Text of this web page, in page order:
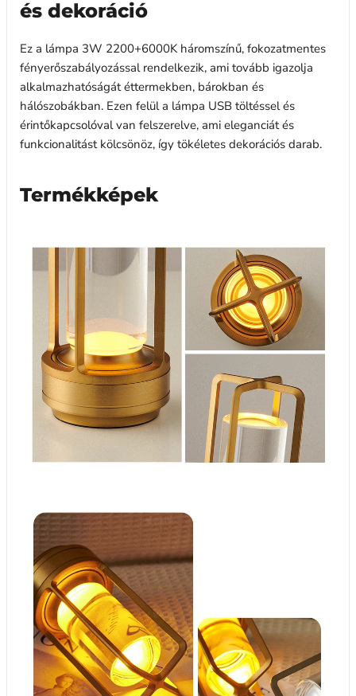
és dekoráció
Ez a lámpa 3W 2200+6000K háromszínű, fokozatmentes
fényerőszabályozással rendelkezik, ami tovább igazolja
alkalmazhatóságát éttermekben, bárokban és
hálószobákban. Ezen felül a lámpa USB töltéssel és
érintőkapcsolóval van felszerelve, ami eleganciát és
funkcionalitást kölcsönöz, így tökéletes dekorációs darab.
Termékképek